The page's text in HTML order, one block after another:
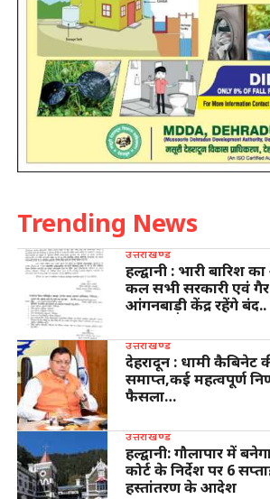
Trending News
उत्तराखण्ड
हल्द्वानी : भारी बारिश
कल सभी सरकारी एवं
आंगनबाड़ी केंद्र रहेंगे बंद..
उत्तराखण्ड
देहरादून : धामी कैबिनेट
समाप्त,कई महत्वपूर्ण
फैसला…
उत्तराखण्ड
हल्द्वानी: गौलापार में
कोर्ट के निर्देश पर 6
हस्तांतरण के आदेश